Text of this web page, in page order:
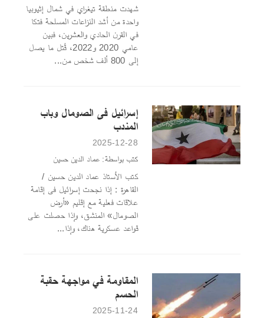
شهدت منطقة تيغراي في شمال إثيوبيا
واحدة من أشد النزاعات المسلحة فتكا
في القرن الحادي والعشرين، فبين
عامي 2020 و2022، قُتل ما يصل
إلى 800 ألف شخص من...
إسرائيل فى الصومال وباب
المندب
2025-12-28
كتب بواسطة: عماد الدين حسين
كتب الأستاذ عماد الدين حسين /
القاهرة : إذا نجحت إسرائيل فى إقامة
علاقات فعلية مع إقليم «أرض
الصومال» المنشق، وإذا حصلت على
قواعد عسكرية هناك، وإذا...
المقاومة في مواجهة حقبة
الحسم
2025-11-24